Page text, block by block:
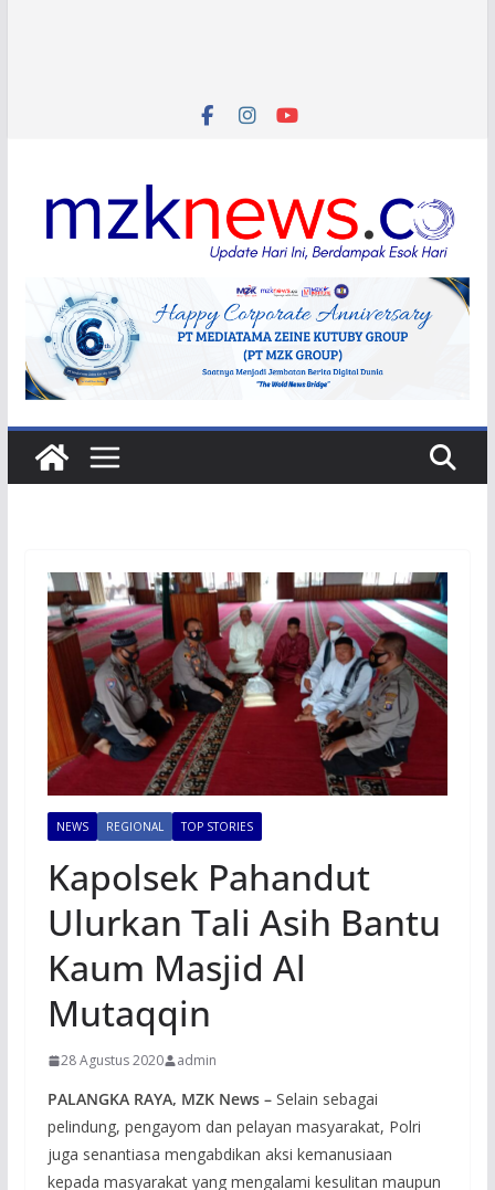
NEWS REGIONAL TOP STORIES
Kapolsek Pahandut
Ulurkan Tali Asih Bantu
Kaum Masjid Al
Mutaqqin
28 Agustus 2020 admin
PALANGKA RAYA, MZK News – Selain sebagai
pelindung, pengayom dan pelayan masyarakat, Polri
juga senantiasa mengabdikan aksi kemanusiaan
kepada masyarakat yang mengalami kesulitan maupun